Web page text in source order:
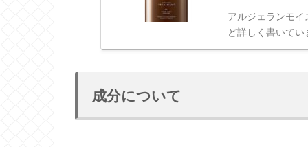
アルジェランモ
ど詳しく書いてい
成分について